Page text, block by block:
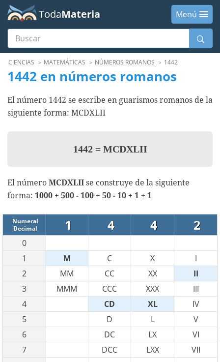
TodaMateria
Menú
Buscar
MenúCIENCIAS MATEMÁTICAS NÚMEROS ROMANOS 1442
1442 en números romanos
El número 1442 se escribe en guarismos romanos de la
siguiente forma: MCDXLII
1442 =MCDXLII
El número MCDXLII se construye de la siguiente
forma: 1000 + 500 - 100 + 50 - 10 + 1 + 1
Numeral
Decimal
1 4 4 2
0
1
M C X
I
2
MM CC XX
II
3
MMM CCC XXX
III
4
CD XL
IV
5
D L
V
6
DC LX
VI
7
DCC LXX
VII